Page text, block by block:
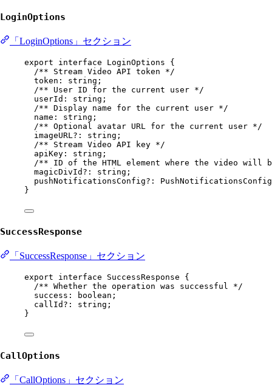
LoginOptions
「LoginOptions」セクション
export interface LoginOptions {
/** Stream Video API token */
token : string ;
/** User ID for the current user */
userId : string ;
/** Display name for the current user */
name : string ;
/** Optional avatar URL for the current user */
imageURL ?: string ;
/** Stream Video API key */
apiKey : string ;
/** ID of the HTML element where the video will
magicDivId ?: string ;
pushNotificationsConfig?:
PushNotificationsConfig
}
SuccessResponse
「SuccessResponse」セクション
export interface SuccessResponse {
/** Whether the operation was successful */
success : boolean ;
callId ?: string ;
}
CallOptions
「CallOptions」セクション